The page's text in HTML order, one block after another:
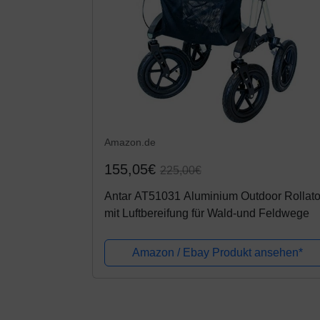
Amazon.de
155,05€ 225,00€
Antar AT51031 Aluminium Outdoor
mit Luftbereifung für Wald-und Feldwege
Amazon / Ebay Produkt ansehen*